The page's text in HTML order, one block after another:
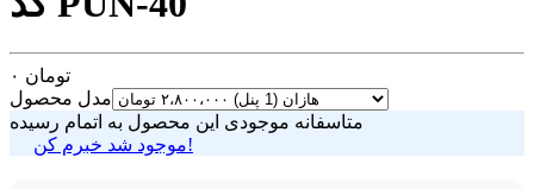
۰ تومان
مدل محصول
متاسفانه موجودی این محصول به اتمام رسیده
موجود شد خبرم کن!